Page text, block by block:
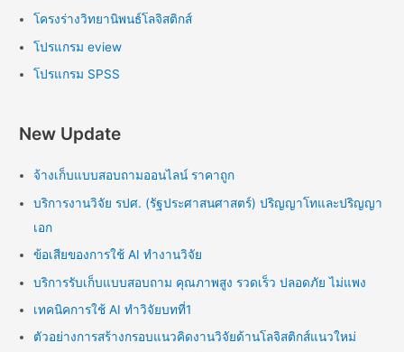
โครงร่างวิทยานิพนธ์โลจิสติกส์
โปรแกรม eview
โปรแกรม SPSS
New Update
จ้างเก็บแบบสอบถามออนไลน์ ราคาถูก
บริการงานวิจัย รปศ. (รัฐประศาสนศาสตร์) ปริญญาโทและปริญญา
เอก
ข้อเสียของการใช้ AI ทำงานวิจัย
บริการรับเก็บแบบสอบถาม คุณภาพสูง รวดเร็ว ปลอดภัย ไม่แพง
เทคนิคการใช้ AI ทำวิจัยบทที่1
ตัวอย่างการสร้างกรอบแนวคิดงานวิจัยด้านโลจิสติกส์แนวใหม่